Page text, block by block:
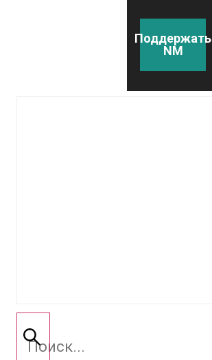
Поддержать
NM